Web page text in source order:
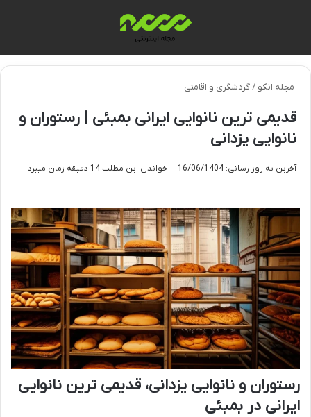
مجله انکو /گردشگری و اقامتی
قدیمی ترین نانوایی ایرانی بمبئی | رستوران و
نانوایی یزدانی
آخرین به روز رسانی: 16/06/1404 خواندن این مطلب 14 دقیقه زمان میبرد
رستوران و نانوایی یزدانی، قدیمی ترین نانوایی
ایرانی در بمبئی